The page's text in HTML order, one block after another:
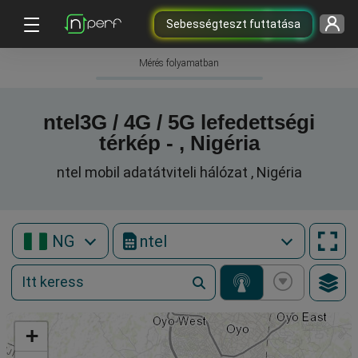
Sebességteszt futtatása
Mérés folyamatban
ntel3G / 4G / 5G lefedettségi
térkép - , Nigéria
ntel mobil adatátviteli hálózat , Nigéria
NG ntel
+